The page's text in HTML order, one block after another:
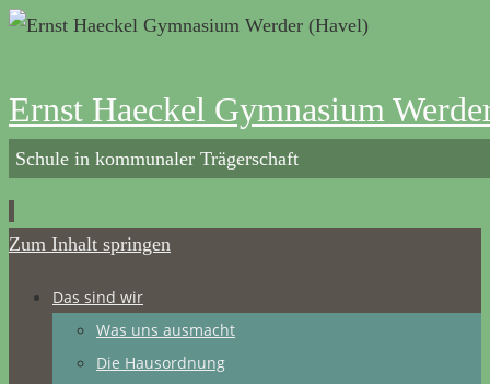
Ernst Haeckel Gymnasium
Schule in kommunaler Trägerschaft
Zum Inhalt springen
Das sind wir
Was uns ausmacht
Die Hausordnung